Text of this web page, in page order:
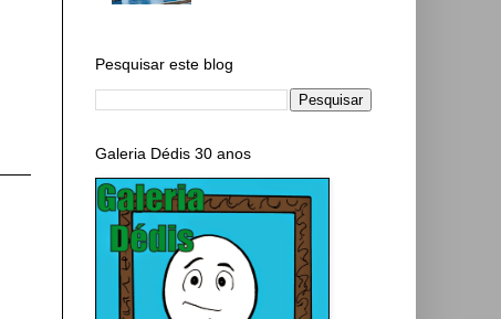
Pesquisar este blog
Galeria Dédis 30 anos